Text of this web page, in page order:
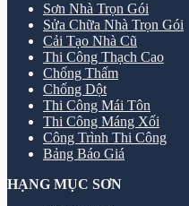
Sơn Nhà Trọn Gói
Sửa Chữa Nhà Trọn Gói
Cải Tạo Nhà Cũ
Thi Công Thạch Cao
Chống Thấm
Chống Dột
Thi Công Mái Tôn
Thi Công Máng Xối
Công Trình Thi Công
Bảng Báo Giá
HẠNG MỤC SƠN